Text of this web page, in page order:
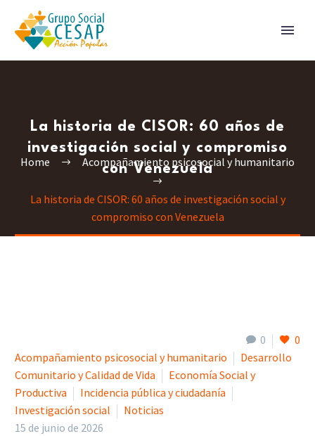
La historia de CISOR: 60 años de
investigación social y compromiso
con Venezuela
Home Acompañamiento psicosocial y humanitario
La historia de CISOR: 60 años de investigación social y
compromiso con Venezuela
0
0
Acompañamiento psicosocial y humanitario
Desarrollo
Comunitario y Calidad de Vida
Economía Social y
Productiva
Incidencia pública y ciudadanía
Investigación social
Noticias
15 de junio de 2026